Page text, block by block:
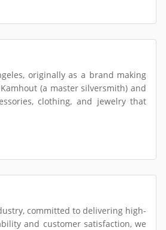
originally as a brand making
(a master silversmith) and
clothing, and jewelry that
committed to delivering high-
and customer satisfaction, we